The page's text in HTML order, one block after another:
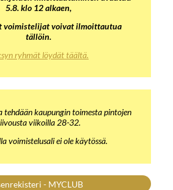
5.8. klo 12 alkaen,
voimistelijat voivat ilmoittautua
tällöin.
ryhmät löydät täältä.
tehdään kaupungin toimesta pintojen
viikoilla 28-32.
voimistelusali ei ole käytössä.
- MYCLUB